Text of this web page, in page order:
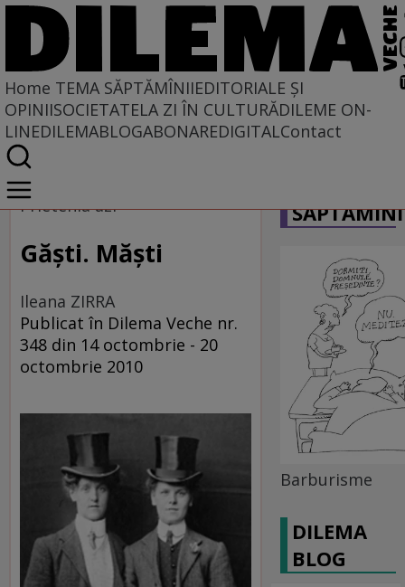
Home TEMA SĂPTĂMÎNIIEDITORIALE ȘI
OPINIISOCIETATELA ZI ÎN CULTURĂDILEME ON-
LINEDILEMABLOGABONAREDIGITALContact
Home
Tema săptămînii
Prietenia azi
Găşti. Măşti
Ileana ZIRRA
Publicat în Dilema Veche nr.
348 din 14 octombrie - 20
octombrie 2010
Barburisme
DILEMA
BLOG